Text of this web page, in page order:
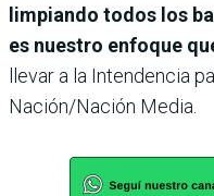
limpiando todos los
es nuestro enfoque
llevar a la Intendencia
Nación/Nación Media.